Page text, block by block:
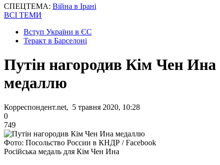
СПЕЦТЕМА: Війна в Ірані
ВСІ ТЕМИ
Вступ України в ЄС
Теракт в Барселоні
Путін нагородив Кім Чен Ина
медаллю
Корреспондент.net, 5 травня 2020, 10:28
0
749
Фото: Посольство России в КНДР / Facebook
Російська медаль для Кім Чен Ина